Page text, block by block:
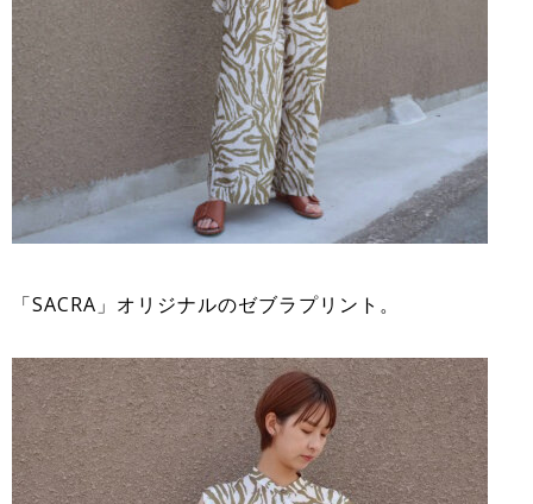
「SACRA」オリジナルのゼブラプリント。